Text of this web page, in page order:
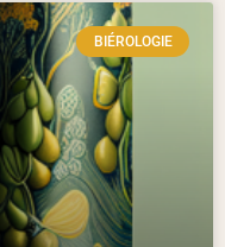
BIÉROLOGIE